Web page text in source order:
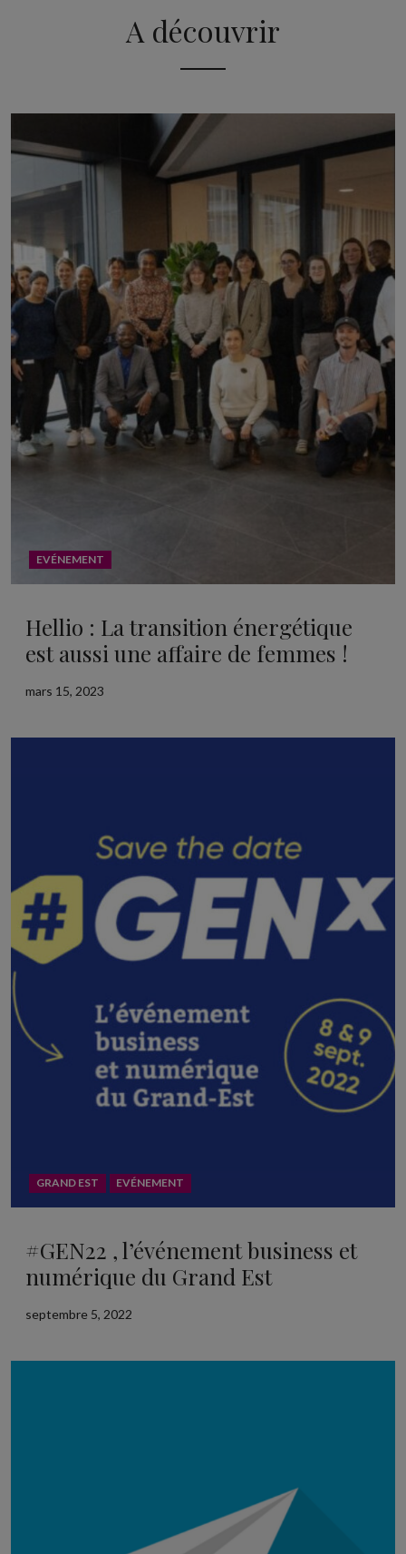
A découvrir
EVÉNEMENT
Hellio : La transition énergétique
est aussi une affaire de femmes !
mars 15, 2023
GRAND EST EVÉNEMENT
#GEN22 , l’événement business et
numérique du Grand Est
septembre 5, 2022